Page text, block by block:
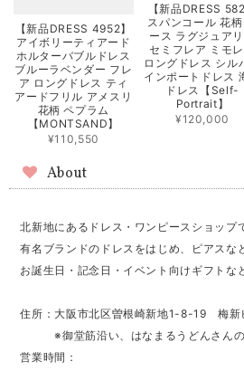
【新品DRESS 4952】
アイボリーティアード
ホルターバブルドレス
ブルーラベンダー フレ
ア ロングドレス ティ
アードフリル アメスリ
花柄 ペプラム
【MONTSAND】
¥110,550
【新品DRESS 582
スパンコール 花柄
ース ラグジュア
セミフレア ミモ
ロングドレス シル
インポートドレス
ドレス【Self-
Portrait】
¥120,000
About
北新地にあるドレス・ワンピースショップ
有名ブランドのドレスをはじめ、ピアスな
お誕生日・記念日・イベント向けギフトな
住所：大阪市北区曽根崎新地1-8-19 梅新
※御堂筋沿い、はなまるうどんさんの
営業時間：